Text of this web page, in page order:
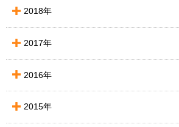
2018年
2017年
2016年
2015年